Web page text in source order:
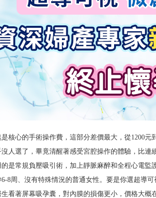
核心的手術操作費，這部分差價最大，從1200元
人選了，畢竟清醒著感受宮腔操作的體驗，比連
是常規負壓吸引術，加上靜脈麻醉和全程心電監
8周、沒有特殊情況的普通女性。要是你選超導
看著屏幕吸孕囊，對內膜的損傷更小，價格大概